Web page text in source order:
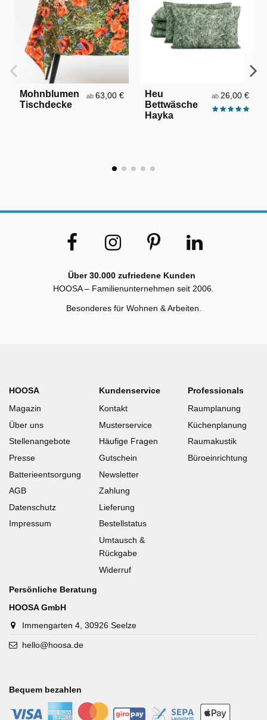
Mohnblumen
Tischdecke
ab 63,00 €
Heu
Bettwäsche
Hayka
ab 26,00 €
Über 30.000 zufriedene Kunden
HOOSA – Familienunternehmen seit 2006.
Besonderes für Wohnen & Arbeiten.
HOOSA
Magazin
Über uns
Stellenangebote
Presse
Batterieentsorgung
AGB
Datenschutz
Impressum
Kundenservice
Kontakt
Musterservice
Häufige Fragen
Gutschein
Newsletter
Zahlung
Lieferung
Bestellstatus
Umtausch &
Rückgabe
Widerruf
Professionals
Raumplanung
Küchenplanung
Raumakustik
Büroeinrichtung
Persönliche Beratung
HOOSA GmbH
Immengarten 4, 30926 Seelze
hello@hoosa.de
Bequem bezahlen
-
- - - -